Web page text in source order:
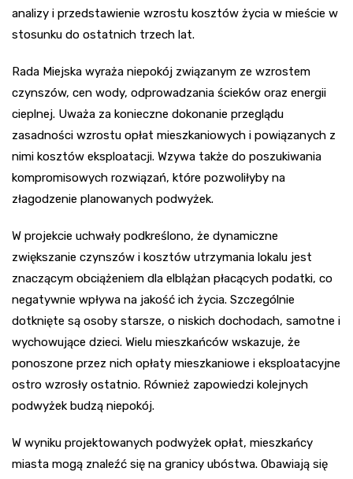
analizy i przedstawienie wzrostu kosztów życia w mieście w
stosunku do ostatnich trzech lat.
Rada Miejska wyraża niepokój związanym ze wzrostem
czynszów, cen wody, odprowadzania ścieków oraz energii
cieplnej. Uważa za konieczne dokonanie przeglądu
zasadności wzrostu opłat mieszkaniowych i powiązanych z
nimi kosztów eksploatacji. Wzywa także do poszukiwania
kompromisowych rozwiązań, które pozwoliłyby na
złagodzenie planowanych podwyżek.
W projekcie uchwały podkreślono, że dynamiczne
zwiększanie czynszów i kosztów utrzymania lokalu jest
znaczącym obciążeniem dla elblążan płacących podatki, co
negatywnie wpływa na jakość ich życia. Szczególnie
dotknięte są osoby starsze, o niskich dochodach, samotne i
wychowujące dzieci. Wielu mieszkańców wskazuje, że
ponoszone przez nich opłaty mieszkaniowe i eksploatacyjne
ostro wzrosły ostatnio. Również zapowiedzi kolejnych
podwyżek budzą niepokój.
W wyniku projektowanych podwyżek opłat, mieszkańcy
miasta mogą znaleźć się na granicy ubóstwa. Obawiają się